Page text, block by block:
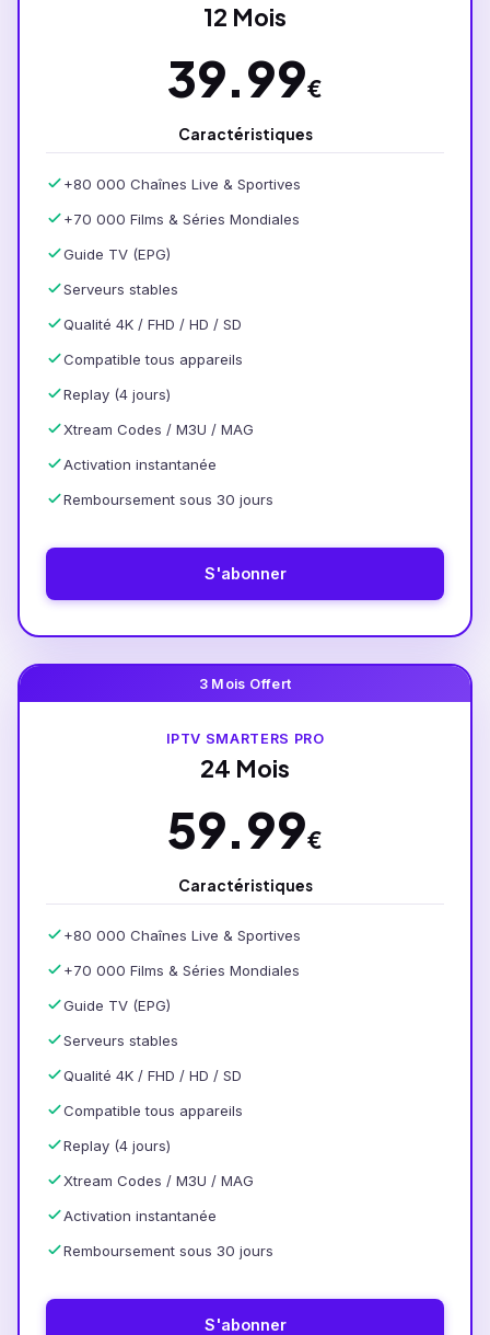
12 Mois
39.99€
Caractéristiques
+80 000 Chaînes Live & Sportives
+70 000 Films & Séries Mondiales
Guide TV (EPG)
Serveurs stables
Qualité 4K / FHD / HD / SD
Compatible tous appareils
Replay (4 jours)
Xtream Codes / M3U / MAG
Activation instantanée
Remboursement sous 30 jours
S'abonner
3 Mois Offert
IPTV SMARTERS PRO
24 Mois
59.99€
Caractéristiques
+80 000 Chaînes Live & Sportives
+70 000 Films & Séries Mondiales
Guide TV (EPG)
Serveurs stables
Qualité 4K / FHD / HD / SD
Compatible tous appareils
Replay (4 jours)
Xtream Codes / M3U / MAG
Activation instantanée
Remboursement sous 30 jours
S'abonner